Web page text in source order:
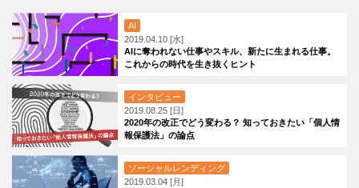
AI
2019.04.10 [水]
AIに奪われない仕事やスキル、新たに生まれる仕事。
これからの時代を生き抜くヒント
インタビュー
2019.08.25 [日]
2020年の改正でどう変わる？ 知っておきたい「個人情
報保護法」の論点
ソーシャルレンディング
2019.03.04 [月]